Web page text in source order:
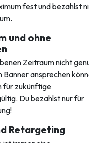
fest und bezahlst
und ohne
Zeitraum nicht
Banner ansprechen
für zukünftige
Du bezahlst nur für
Retargeting